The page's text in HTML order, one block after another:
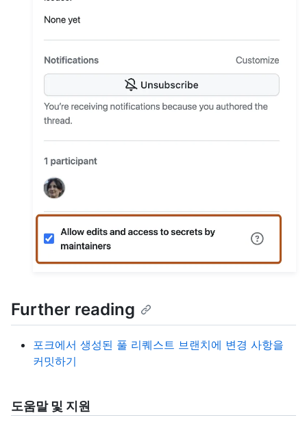
Further reading
포크에서 생성된 풀 리퀘스트 브랜치에 변경 사항을
커밋하기
도움말 및 지원